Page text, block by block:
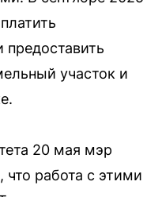
предоставить
участок и
20 мая мэр
работа с этими